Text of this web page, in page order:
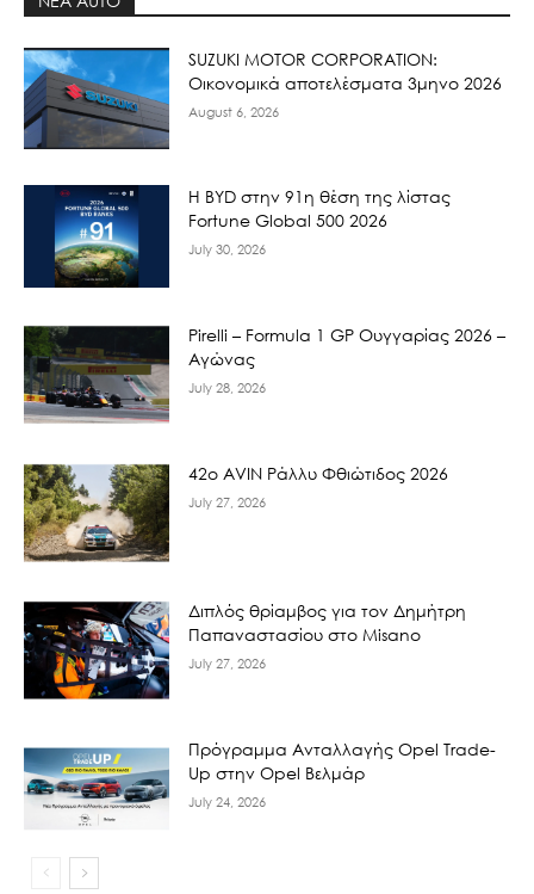
SUZUKI MOTOR CORPORATION:
Οικονομικά αποτελέσματα 3μηνο 2026
August 6, 2026
Η BYD στην 91η θέση της λίστας
Fortune Global 500 2026
July 30, 2026
Pirelli – Formula 1 GP Ουγγαρίας 2026 –
Αγώνας
July 28, 2026
42ο AVIN Ράλλυ Φθιώτιδος 2026
July 27, 2026
Διπλός θρίαμβος για τον Δημήτρη
Παπαναστασίου στο Misano
July 27, 2026
Πρόγραμμα Ανταλλαγής Opel Trade-
Up στην Opel Βελμάρ
July 24, 2026